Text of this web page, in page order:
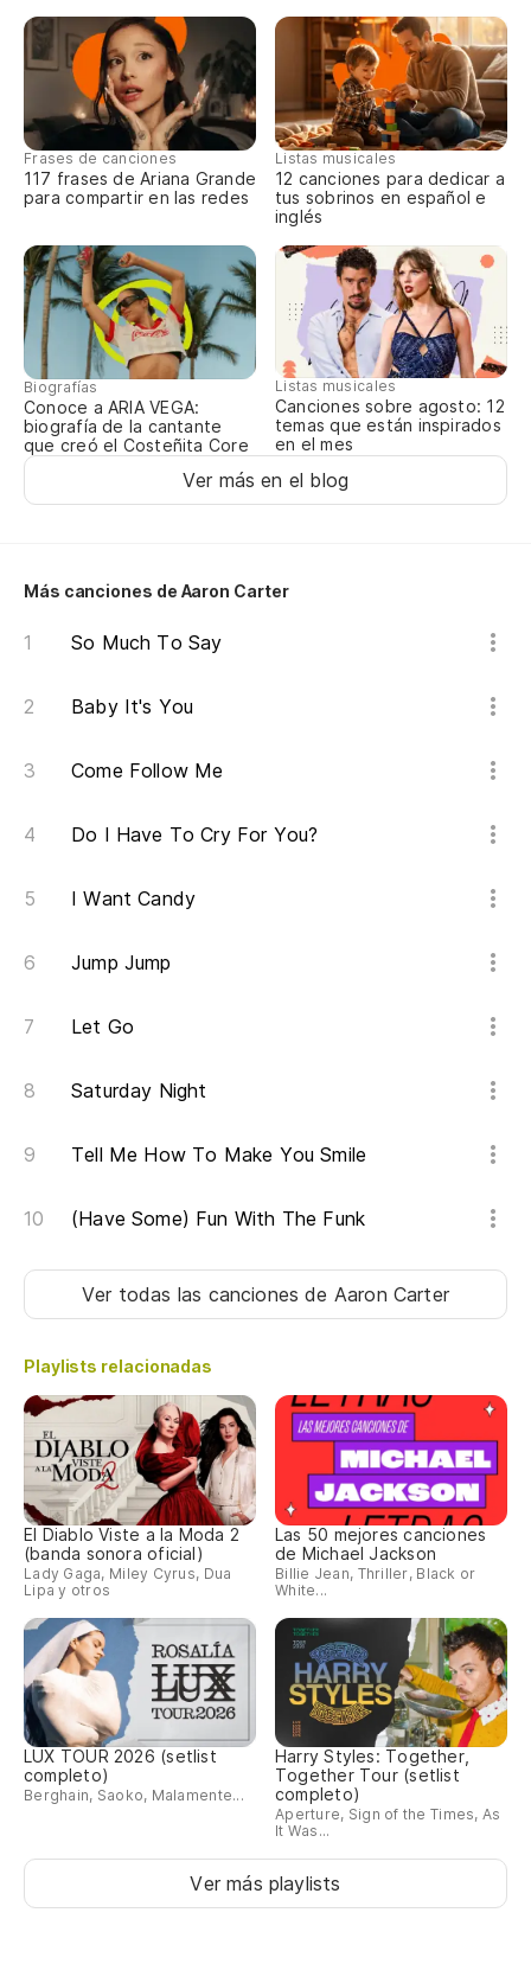
Frases de canciones
117 frases de Ariana Grande
para compartir en las redes
Listas musicales
12 canciones para dedicar a
tus sobrinos en español e
inglés
Biografías
Conoce a ARIA VEGA:
biografía de la cantante
que creó el Costeñita Core
Listas musicales
Canciones sobre agosto: 12
temas que están inspirados
en el mes
Ver más en el blog
Más canciones de Aaron Carter
So Much To Say
Baby It's You
Come Follow Me
Do I Have To Cry For You?
I Want Candy
Jump Jump
Let Go
Saturday Night
Tell Me How To Make You Smile
(Have Some) Fun With The Funk
Ver todas las cancionesde Aaron Carter
Playlists relacionadas
El Diablo Viste a la Moda 2
(banda sonora oficial)
Lady Gaga, Miley Cyrus, Dua
Lipa y otros
Las 50 mejores canciones
de Michael Jackson
Billie Jean, Thriller, Black or
White...
LUX TOUR 2026 (setlist
completo)
Berghain, Saoko, Malamente...
Harry Styles: Together,
Together Tour (setlist
completo)
Aperture, Sign of the Times, As
It Was...
Ver más playlists